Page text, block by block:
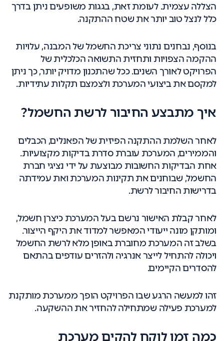
הצללה עצמית. לעומת זאת, בגגות משופעים ניתן בדרך
כלל לנצל טוב יותר את שטח ההתקנה.
בנוסף, נבחנים נתוני צריכת החשמל של המבנה, עלויות
ההקמה הצפויות ותחזית התשואה הכלכלית של
הפרויקט לאורך השנים. ככל שהתכנון מדויק יותר, כך ניתן
למקסם את ביצועי המערכת ולצמצם תקלות עתידיות.
איך מתבצע החיבור לרשת החשמל?
לאחר השלמת ההתקנה הפיזית של הפאנלים, הכבלים
והממירים, המערכת עוברת סדרת בדיקות מקצועיות.
אחת הבדיקות החשובות מבוצעת על ידי נציגי חברת
החשמל, שבוחנים את תקינות המערכת ואת עמידתה
בדרישות החיבור לרשת.
לאחר קבלת האישור נרשם בעל המערכת כיצרן חשמל,
ומותקן מונה ייעודי המאפשר למדוד את היקף הייצור.
בשלב זה המערכת מחוברת באופן מלא לרשת החשמל
ויכולה להתחיל לייצר אנרגיה ולהזרים עודפים בהתאם
להסדרים הקיימים.
זהו למעשה הרגע שבו הפרויקט הופך ממערכת מותקנת
למערכת פעילה שמתחילה להחזיר את ההשקעה.
כמה זמן לוקח להקים מערכת